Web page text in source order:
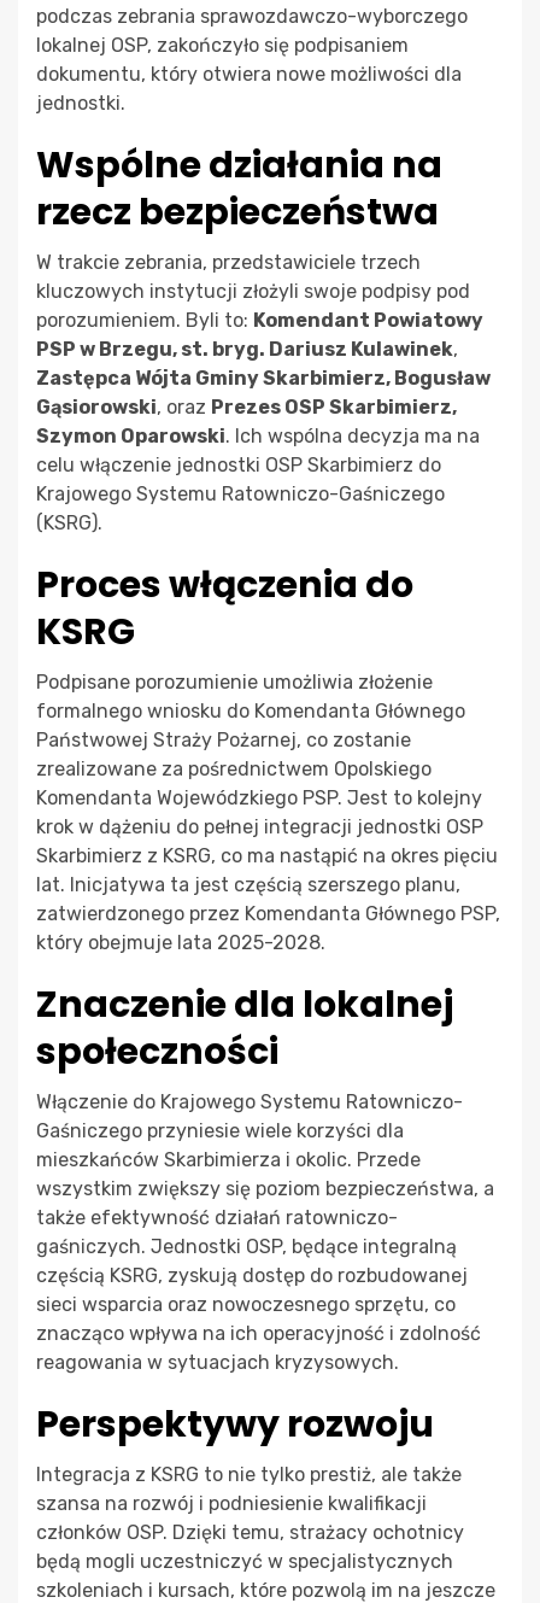
podczas zebrania sprawozdawczo-wyborczego
lokalnej OSP, zakończyło się podpisaniem
dokumentu, który otwiera nowe możliwości dla
jednostki.
Wspólne działania na
rzecz bezpieczeństwa
W trakcie zebrania, przedstawiciele trzech
kluczowych instytucji złożyli swoje podpisy pod
porozumieniem. Byli to: Komendant Powiatowy
PSP w Brzegu, st. bryg. Dariusz Kulawinek,
Zastępca Wójta Gminy Skarbimierz, Bogusław
Gąsiorowski, oraz Prezes OSP Skarbimierz,
Szymon Oparowski. Ich wspólna decyzja ma na
celu włączenie jednostki OSP Skarbimierz do
Krajowego Systemu Ratowniczo-Gaśniczego
(KSRG).
Proces włączenia do
KSRG
Podpisane porozumienie umożliwia złożenie
formalnego wniosku do Komendanta Głównego
Państwowej Straży Pożarnej, co zostanie
zrealizowane za pośrednictwem Opolskiego
Komendanta Wojewódzkiego PSP. Jest to kolejny
krok w dążeniu do pełnej integracji jednostki OSP
Skarbimierz z KSRG, co ma nastąpić na okres pięciu
lat. Inicjatywa ta jest częścią szerszego planu,
zatwierdzonego przez Komendanta Głównego PSP,
który obejmuje lata 2025-2028.
Znaczenie dla lokalnej
społeczności
Włączenie do Krajowego Systemu Ratowniczo-
Gaśniczego przyniesie wiele korzyści dla
mieszkańców Skarbimierza i okolic. Przede
wszystkim zwiększy się poziom bezpieczeństwa, a
także efektywność działań ratowniczo-
gaśniczych. Jednostki OSP, będące integralną
częścią KSRG, zyskują dostęp do rozbudowanej
sieci wsparcia oraz nowoczesnego sprzętu, co
znacząco wpływa na ich operacyjność i zdolność
reagowania w sytuacjach kryzysowych.
Perspektywy rozwoju
Integracja z KSRG to nie tylko prestiż, ale także
szansa na rozwój i podniesienie kwalifikacji
członków OSP. Dzięki temu, strażacy ochotnicy
będą mogli uczestniczyć w specjalistycznych
szkoleniach i kursach, które pozwolą im na jeszcze